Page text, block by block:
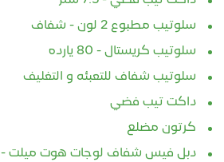
سلوتيب مطبوع 2 لون - شفاف
سلوتيب كريستال - 80 يارده
سلوتيب شفاف للتعبئه و التغليف
داكت تيب فضي
كرتون مضلع
دبل فيس شفاف لوجات هوت ميلت - 30 سم